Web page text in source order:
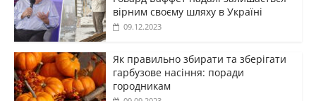
вірним своєму шляху в Україні
09.12.2023
Як правильно збирати та зберігати
гарбузове насіння: поради
городникам